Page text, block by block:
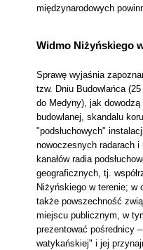
międzynarodowych
Widmo Niżyńskiego
Sprawę wyjaśnia
tzw. Dniu Budowlańca
do Medyny), jak
budowlanej, skandalu
"podsłuchowych"
nowoczesnych radarach
kanałów radia
geograficznych, tj.
Niżyńskiego w terenie; w
także powszechność
miejscu publicznym, w
prezentować pośrednicy
watykańskiej" i jej